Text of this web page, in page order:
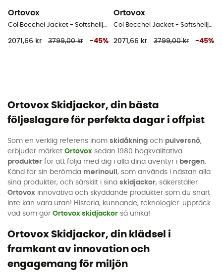
Ortovox
Col Becchei Jacket - Softshelljacka - Dam
2071,66 kr 3799,00 kr -45%
Ortovox
Col Becchei Jacket - Softshelljacka - Herr
2071,66 kr 3799,00 kr -45%
Ortovox Skidjackor, din bästa
följeslagare för perfekta dagar i offpist
Som en verklig referens inom skidåkning och pulversnö,
erbjuder märket Ortovox sedan 1980 högkvalitativa
produkter för att följa med dig i alla dina äventyr i bergen.
Känd för sin berömda merinoull , som används i nästan alla
sina produkter, och särskilt i sina skidjackor, säkerställer
Ortovox innovativa och skyddande produkter som du snart
inte kan vara utan! Historia, kunnande, teknologier: upptäck
vad som gör Ortovox skidjackor så unika!
Ortovox Skidjackor, din klädsel i
framkant av innovation och
engagemang för miljön